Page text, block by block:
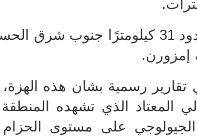
إمزورن.
تقارير رسمية بشان هذه
المعتاد الذي تشهده
على مستوى الحزام